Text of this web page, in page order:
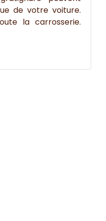
de votre voiture.
la carrosserie.